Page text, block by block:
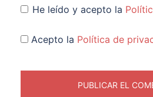
He leído y acepto la
Acepto la Política de